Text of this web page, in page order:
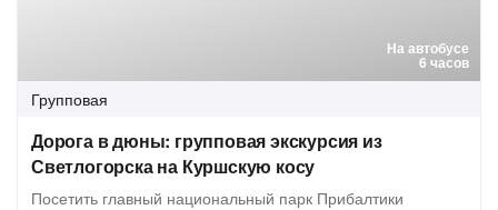
На автобусе
6 часов
Групповая
Дорога в дюны: групповая экскурсия из
Светлогорска на Куршскую косу
Посетить главный национальный парк Прибалтики